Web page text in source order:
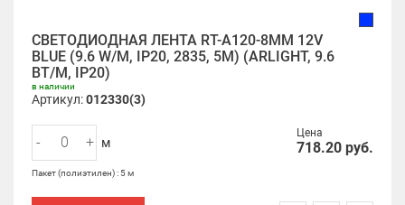
СВЕТОДИОДНАЯ ЛЕНТА RT-A120-8MM 12V
BLUE (9.6 W/M, IP20, 2835, 5M) (ARLIGHT, 9.6
ВТ/М, IP20)
в наличии
Артикул:012330(3)
Цена
718.20 руб.
- + м
Пакет (полиэтилен) : 5 м